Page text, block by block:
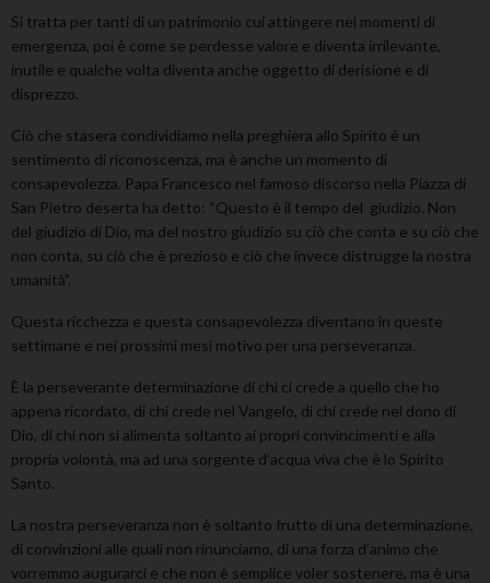
Si tratta per tanti di un patrimonio cui attingere nei momenti di
emergenza, poi è come se perdesse valore e diventa irrilevante,
inutile e qualche volta diventa anche oggetto di derisione e di
disprezzo.
Ciò che stasera condividiamo nella preghiera allo Spirito è un
sentimento di riconoscenza, ma è anche un momento di
consapevolezza. Papa Francesco nel famoso discorso nella Piazza di
San Pietro deserta ha detto: “Questo è il tempo del giudizio. Non
del giudizio di Dio, ma del nostro giudizio su ciò che conta e su ciò che
non conta, su ciò che è prezioso e ciò che invece distrugge la nostra
umanità”.
Questa ricchezza e questa consapevolezza diventano in queste
settimane e nei prossimi mesi motivo per una perseveranza.
È la perseverante determinazione di chi ci crede a quello che ho
appena ricordato, di chi crede nel Vangelo, di chi crede nel dono di
Dio, di chi non si alimenta soltanto ai propri convincimenti e alla
propria volontà, ma ad una sorgente d’acqua viva che è lo Spirito
Santo.
La nostra perseveranza non è soltanto frutto di una determinazione,
di convinzioni alle quali non rinunciamo, di una forza d’animo che
vorremmo augurarci e che non è semplice voler sostenere, ma è una